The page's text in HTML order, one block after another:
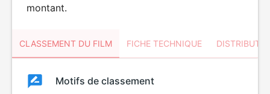
montant.
CLASSEMENT DU FILM FICHE TECHNIQUE
ClassementClassement
Motifs de classement